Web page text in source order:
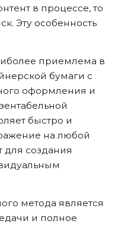
в процессе, то
Эту особенность
приемлема в
бумаги с
оформления и
быстро и
на любой
для создания
метода является
и полное